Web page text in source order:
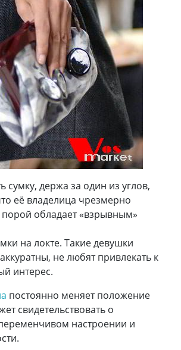
сумку, держа за один из углов,
её владелица чрезмерно
обладает «взрывным»
на локте. Такие девушки
не любят привлекать к
интерес.
постоянно меняет положение
свидетельствовать о
настроении и